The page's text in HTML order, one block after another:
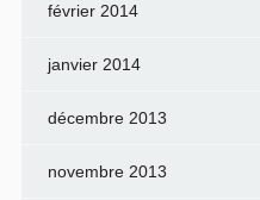
février 2014
janvier 2014
décembre 2013
novembre 2013